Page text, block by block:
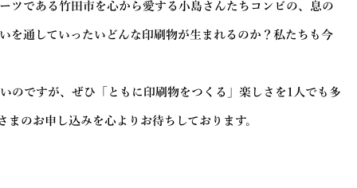
ツである竹田市を心から愛する小島さんたちコンビの、息の
を通していったいどんな印刷物が生まれるのか？私たちも今
のですが、ぜひ「ともに印刷物をつくる」楽しさを1人でも多
のお申し込みを心よりお待ちしております。